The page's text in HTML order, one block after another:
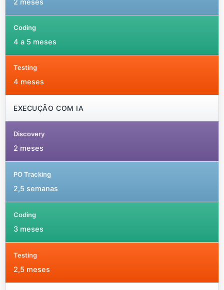
2 meses
4 a 5 meses
4 meses
EXECUÇÃO COM IA
2 meses
2,5 semanas
3 meses
2,5 meses